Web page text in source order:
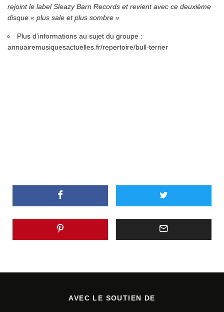
rejoint le label Sleazy Barn Records et revient avec ce deuxième
disque « plus sale et plus sombre »
Plus d’informations au sujet du groupe :
annuairemusiquesactuelles.fr/repertoire/bull-terrier
AVEC LE SOUTIEN DE